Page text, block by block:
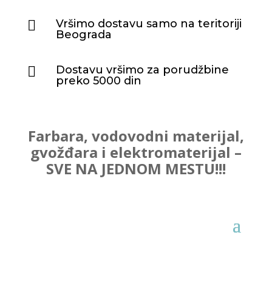

Vršimo dostavu samo na teritoriji
Beograda

Dostavu vršimo za porudžbine
preko 5000 din
Farbara, vodovodni materijal,
gvožđara i elektromaterijal –
SVE NA JEDNOM MESTU!!!